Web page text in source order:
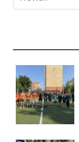
o
as
s
ni
ki